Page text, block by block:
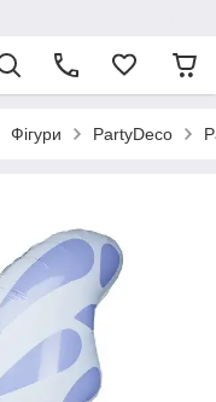
Фігури PartyDeco